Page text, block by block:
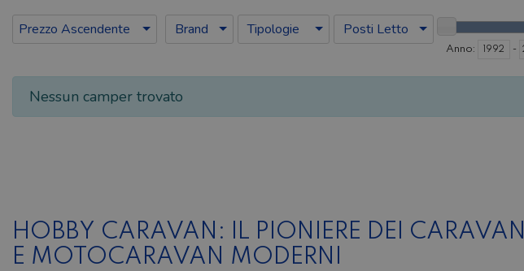
Prezzo Ascendente Brand Tipologie Posti Letto
Anno: -
Nessun camper trovato
HOBBY CARAVAN: IL PIONIERE DEI CARAVAN
E MOTOCARAVAN MODERNI